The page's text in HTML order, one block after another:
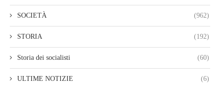
SOCIETÀ (962)
STORIA (192)
Storia dei socialisti (60)
ULTIME NOTIZIE (6)